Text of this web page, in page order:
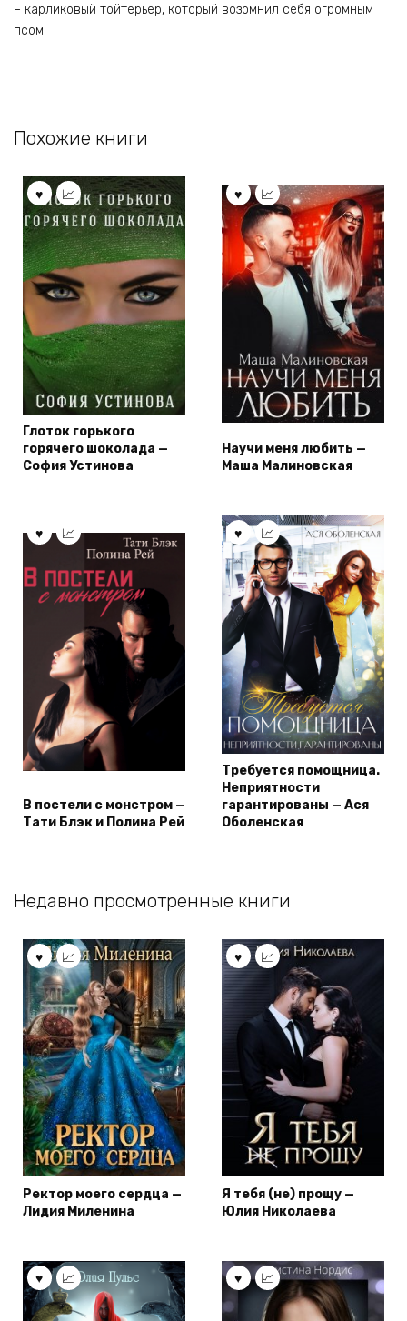
– карликовый тойтерьер, который возомнил себя огромным
псом.
Похожие книги
Глоток горького
горячего шоколада —
София Устинова
Научи меня любить —
Маша Малиновская
В постели с монстром —
Тати Блэк и Полина Рей
Требуется помощница.
Неприятности
гарантированы — Ася
Оболенская
Недавно просмотренные книги
Ректор моего сердца —
Лидия Миленина
Я тебя (не) прощу —
Юлия Николаева